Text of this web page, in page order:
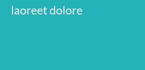
laoreet dolore